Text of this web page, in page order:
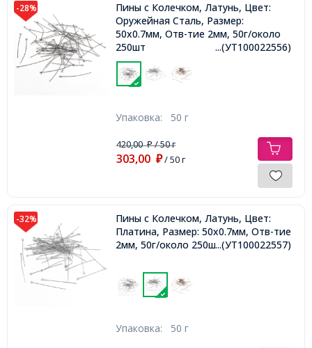
-28%
Пины с Колечком, Латунь, Цвет:
Оружейная Сталь, Размер:
50х0.7мм, Отв-тие 2мм, 50г/около
250шт
...(УТ100022556)
Упаковка: 50 г
420,00₽/ 50 г
303,00 ₽/ 50 г
-32%
Пины с Колечком, Латунь, Цвет:
Платина, Размер: 50х0.7мм, Отв-тие
2мм, 50г/около 250шт,...(УТ100022557)
Упаковка: 50 г